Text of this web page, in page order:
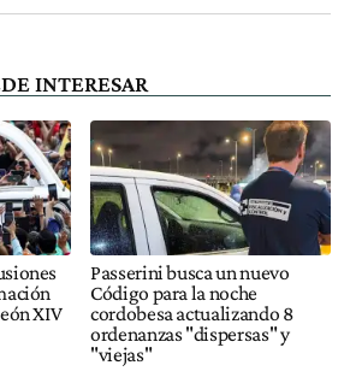
INTERESAR
XIV
Passerini busca un nuevo
Código para la noche
cordobesa actualizando 8
ordenanzas "dispersas" y
"viejas"